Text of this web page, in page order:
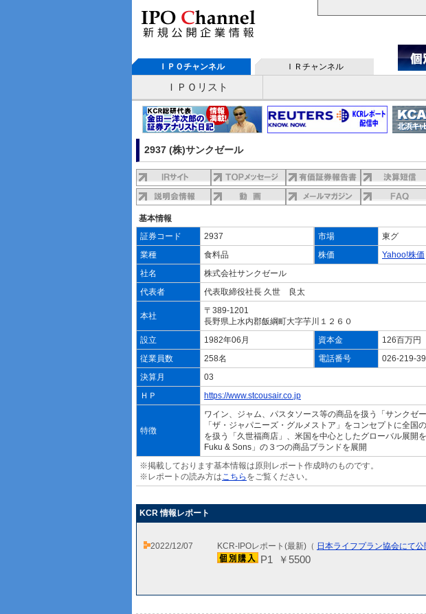
ＩＰＯチャンネル ＩＲチャンネル
ＩＰＯリスト
2937 (株)サンクゼール
基本情報
証券コード
2937 市場
東グ
業種
食料品 株価
Yahoo!株価
社名
株式会社サンクゼール
代表者
代表取締役社長 久世 良太
本社
〒389-1201
長野県上水内郡飯綱町大字芋川１２６０
設立
1982年06月 資本金
126百万円
従業員数
258名 電話番号
026-219-
決算月
03
ＨＰ
https://www.stcousair.co.jp
特徴
ワイン、ジャム、パスタソース等の商品を扱う「サンクゼ
「ザ・ジャパニーズ・グルメストア」をコンセプトに全国
を扱う「久世福商店」、米国を中心としたグローバル展開
Fuku & Sons」の３つの商品ブランドを展開
※掲載しております基本情報は原則レポート作成時のものです。
※レポートの読み方はこちら をご覧ください。
KCR 情報レポート
2022/12/07 KCR-IPOレポート(最新)（ 日本ライフプラン協会にて公
P1 ￥5500